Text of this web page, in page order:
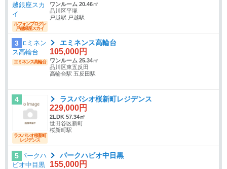
ルフォンプログレ
戸越銀座スカイ
ワンルーム 20.46㎡
品川区平塚
戸越駅 戸越駅
3
エミネンス高輪台
エミネンス高輪台
105,000円
ワンルーム 25.34㎡
品川区東五反田
高輪台駅 五反田駅
4
ラスパシオ桜新町
レジデンス
ラスパシオ桜新町レジデンス
229,000円
2LDK 57.34㎡
世田谷区新町
桜新町駅
5 パークハビオ中目黒
155,000円